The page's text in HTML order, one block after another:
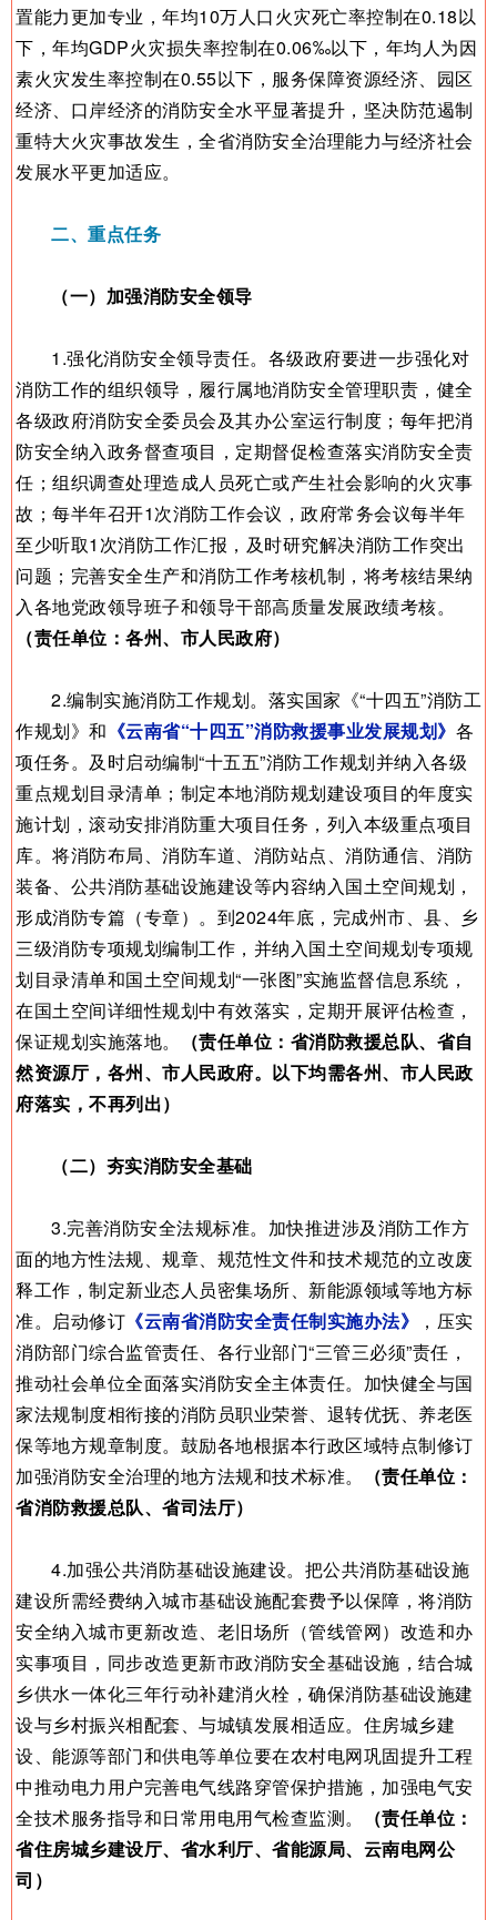
置能力更加专业，年均10万人口火灾死亡率控制在0.18以
下，年均GDP火灾损失率控制在0.06‰以下，年均人为因
素火灾发生率控制在0.55以下，服务保障资源经济、园区
经济、口岸经济的消防安全水平显著提升，坚决防范遏制
重特大火灾事故发生，全省消防安全治理能力与经济社会
发展水平更加适应。
二、重点任务
（一）加强消防安全领导
1.强化消防安全领导责任。各级政府要进一步强化对
消防工作的组织领导，履行属地消防安全管理职责，健全
各级政府消防安全委员会及其办公室运行制度；每年把消
防安全纳入政务督查项目，定期督促检查落实消防安全责
任；组织调查处理造成人员死亡或产生社会影响的火灾事
故；每半年召开1次消防工作会议，政府常务会议每半年
至少听取1次消防工作汇报，及时研究解决消防工作突出
问题；完善安全生产和消防工作考核机制，将考核结果纳
入各地党政领导班子和领导干部高质量发展政绩考核。
（责任单位：各州、市人民政府）
2.编制实施消防工作规划。落实国家《“十四五”消防工
作规划》和 《云南省“十四五”消防救援事业发展规划》 各
项任务。及时启动编制“十五五”消防工作规划并纳入各级
重点规划目录清单；制定本地消防规划建设项目的年度实
施计划，滚动安排消防重大项目任务，列入本级重点项目
库。将消防布局、消防车道、消防站点、消防通信、消防
装备、公共消防基础设施建设等内容纳入国土空间规划，
形成消防专篇（专章）。到2024年底，完成州市、县、乡
三级消防专项规划编制工作，并纳入国土空间规划专项规
划目录清单和国土空间规划“一张图”实施监督信息系统，
在国土空间详细性规划中有效落实，定期开展评估检查，
保证规划实施落地。
（责任单位：省消防救援总队、省自
然资源厅，各州、市人民政府。以下均需各州、市人民政
府落实，不再列出）
（二）夯实消防安全基础
3.完善消防安全法规标准。加快推进涉及消防工作方
面的地方性法规、规章、规范性文件和技术规范的立改废
释工作，制定新业态人员密集场所、新能源领域等地方标
准。启动修订 《云南省消防安全责任制实施办法》
，压实
消防部门综合监管责任、各行业部门“三管三必须”责任，
推动社会单位全面落实消防安全主体责任。加快健全与国
家法规制度相衔接的消防员职业荣誉、退转优抚、养老医
保等地方规章制度。鼓励各地根据本行政区域特点制修订
加强消防安全治理的地方法规和技术标准。
（责任单位：
省消防救援总队、省司法厅）
4.加强公共消防基础设施建设。把公共消防基础设施
建设所需经费纳入城市基础设施配套费予以保障，将消防
安全纳入城市更新改造、老旧场所（管线管网）改造和办
实事项目，同步改造更新市政消防安全基础设施，结合城
乡供水一体化三年行动补建消火栓，确保消防基础设施建
设与乡村振兴相配套、与城镇发展相适应。住房城乡建
设、能源等部门和供电等单位要在农村电网巩固提升工程
中推动电力用户完善电气线路穿管保护措施，加强电气安
全技术服务指导和日常用电用气检查监测。
（责任单位：
省住房城乡建设厅、省水利厅、省能源局、云南电网公
司）